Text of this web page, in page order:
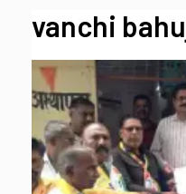
vanchi